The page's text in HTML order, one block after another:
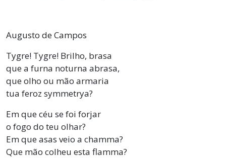
Augusto de Campos
Tygre! Tygre! Brilho, brasa
que a furna noturna abrasa,
que olho ou mão armaria
tua feroz symmetrya?
Em que céu se foi forjar
o fogo do teu olhar?
Em que asas veio a chamma?
Que mão colheu esta flamma?